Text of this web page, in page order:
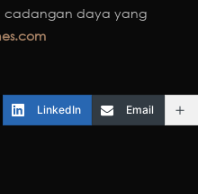
cadangan daya yang
LinkedIn Email